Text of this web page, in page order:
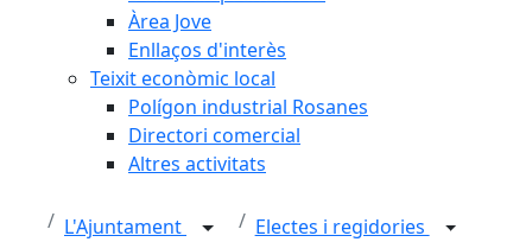
Àrea Jove
Enllaços d'interès
Teixit econòmic local
Polígon industrial Rosanes
Directori comercial
Altres activitats
L'Ajuntament
Electes i regidories